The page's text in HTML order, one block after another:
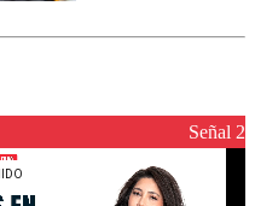
el fin de la
reconstrucciónSeñal 2